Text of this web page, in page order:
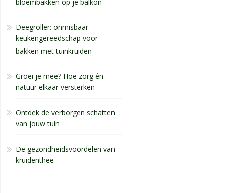
bloembakken op je balkon
Deegroller: onmisbaar
keukengereedschap voor
bakken met tuinkruiden
Groei je mee? Hoe zorg én
natuur elkaar versterken
Ontdek de verborgen schatten
van jouw tuin
De gezondheidsvoordelen van
kruidenthee